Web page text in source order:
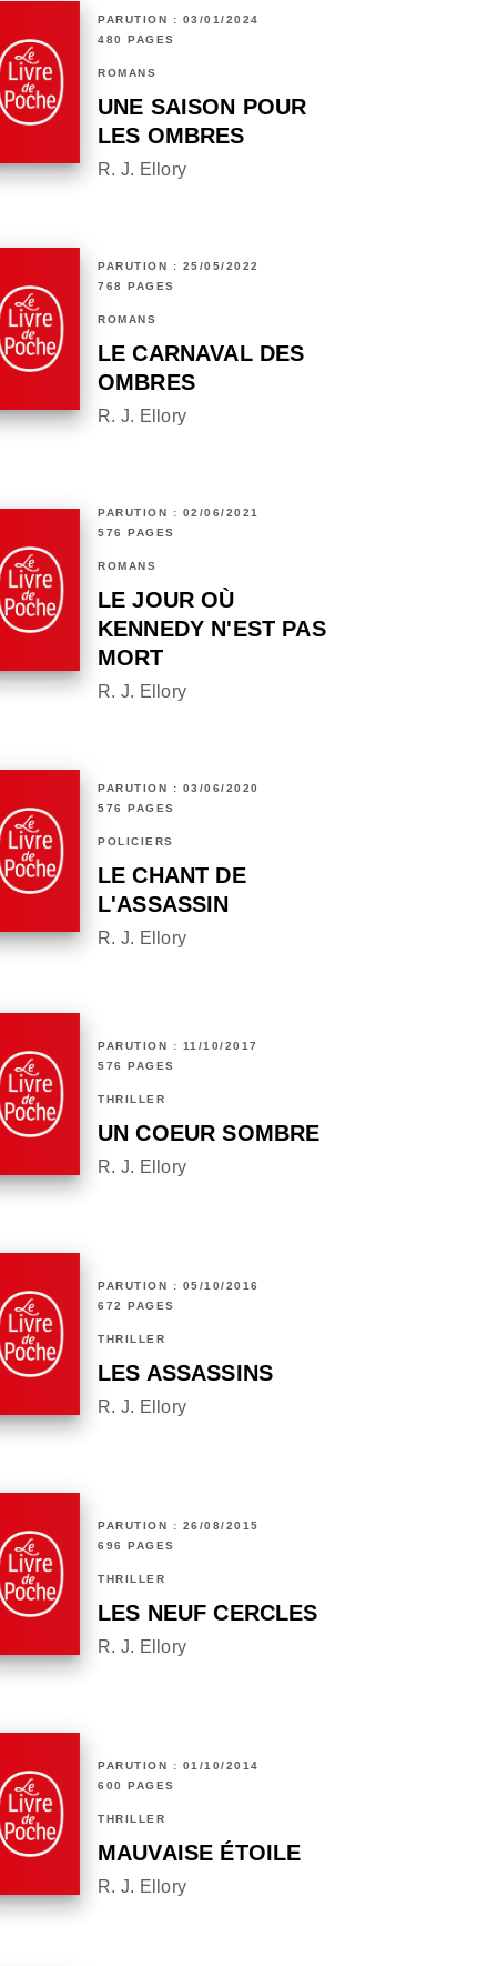
PARUTION : 03/01/2024
480 PAGES
ROMANS
UNE SAISON POUR
LES OMBRES
R. J. Ellory
PARUTION : 25/05/2022
768 PAGES
ROMANS
LE CARNAVAL DES
OMBRES
R. J. Ellory
PARUTION : 02/06/2021
576 PAGES
ROMANS
LE JOUR OÙ
KENNEDY N'EST PAS
MORT
R. J. Ellory
PARUTION : 03/06/2020
576 PAGES
POLICIERS
LE CHANT DE
L'ASSASSIN
R. J. Ellory
PARUTION : 11/10/2017
576 PAGES
THRILLER
UN COEUR SOMBRE
R. J. Ellory
PARUTION : 05/10/2016
672 PAGES
THRILLER
LES ASSASSINS
R. J. Ellory
PARUTION : 26/08/2015
696 PAGES
THRILLER
LES NEUF CERCLES
R. J. Ellory
PARUTION : 01/10/2014
600 PAGES
THRILLER
MAUVAISE ÉTOILE
R. J. Ellory